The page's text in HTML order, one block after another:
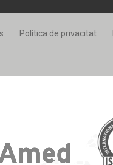
Política de privacitat